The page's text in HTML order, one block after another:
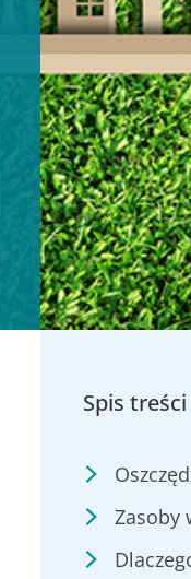
Spis treści
Zasoby